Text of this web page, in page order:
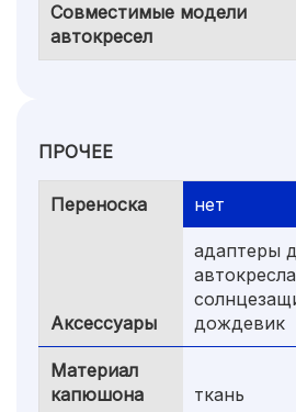
Совместимые модели
автокресел
ПРОЧЕЕ
Переноска нет
Аксессуары
адаптеры
дождевик
Материал
капюшона
ткань